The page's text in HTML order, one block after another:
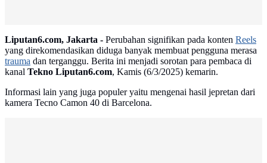
Liputan6.com, Jakarta - Perubahan signifikan pada konten Reels
yang direkomendasikan diduga banyak membuat pengguna merasa
trauma dan terganggu. Berita ini menjadi sorotan para pembaca di
kanal Tekno Liputan6.com, Kamis (6/3/2025) kemarin.
Informasi lain yang juga populer yaitu mengenai hasil jepretan dari
kamera Tecno Camon 40 di Barcelona.